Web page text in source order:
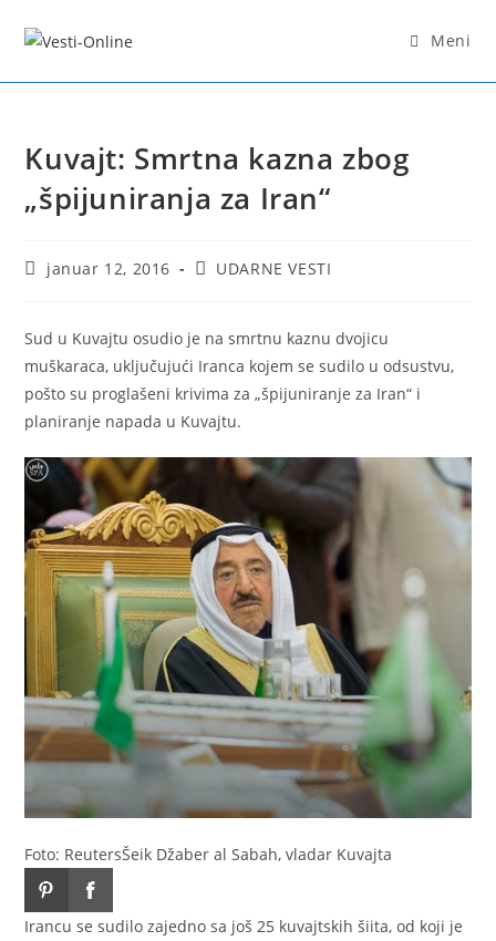
Meni
Kuvajt: Smrtna kazna zbog
„špijuniranja za Iran“
Postjanuar 12, 2016
PostUDARNE VESTI
Sud u Kuvajtu osudio je na smrtnu kaznu dvojicu
muškaraca, uključujući Iranca kojem se sudilo u odsustvu,
pošto su proglašeni krivima za „špijuniranje za Iran“ i
planiranje napada u Kuvajtu.
Foto: ReutersŠeik Džaber al Sabah, vladar Kuvajta
Irancu se sudilo zajedno sa još 25 kuvajtskih šiita, od koji je